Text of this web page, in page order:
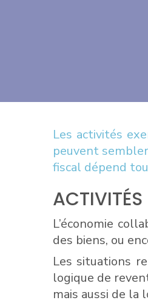
Les activités
peuvent
fiscal dépend
ACTIVITÉS
L’économie
des biens, ou
Les situations
logique de
mais aussi de la